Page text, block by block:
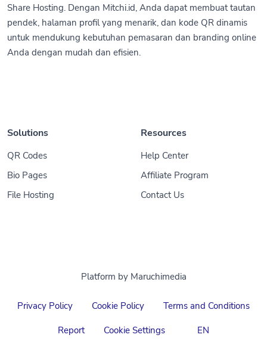
Share Hosting. Dengan Mitchi.id, Anda dapat membuat tautan
pendek, halaman profil yang menarik, dan kode QR dinamis
untuk mendukung kebutuhan pemasaran dan branding online
Anda dengan mudah dan efisien.
Solutions
QR Codes
Bio Pages
File Hosting
Resources
Help Center
Affiliate Program
Contact Us
Platform by Maruchimedia
Privacy Policy Cookie Policy Terms and Conditions
Report Cookie Settings EN